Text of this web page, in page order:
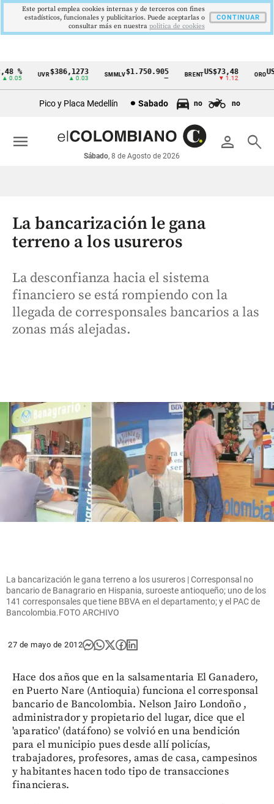
Cintillo
económicos
Colombia
% $386,1273
▲ 0.03
SMMLV $1.750.905 BRENTUS$73,48
▼ 1.12
ORO
Pico y Placa Medellín Sabado no no
person search
Sábado, 8 de Agosto de 2026
menu
La bancarización le gana
terreno a los usureros
La desconfianza hacia el sistema
financiero se está rompiendo con la
llegada de corresponsales bancarios a las
zonas más alejadas.
La bancarización le gana terreno a los usureros | Corresponsal no
bancario de Banagrario en Hispania, suroeste antioqueño; uno de los
141 corresponsales que tiene BBVA en el departamento; y el PAC de
Bancolombia.FOTO ARCHIVO
27 de mayo de 2012
Hace dos años que en la salsamentaria El Ganadero,
en Puerto Nare (Antioquia) funciona el corresponsal
bancario de Bancolombia. Nelson Jairo Londoño ,
administrador y propietario del lugar, dice que el
'aparatico' (datáfono) se volvió en una bendición
para el municipio pues desde allí policías,
trabajadores, profesores, amas de casa, campesinos
y habitantes hacen todo tipo de transacciones
financieras.
Este portal emplea cookies internas y de terceros con fines
estadísticos, funcionales y publicitarios. Puede aceptarlas o
consultar más en nuestra politica de cookies
CONTINUAR